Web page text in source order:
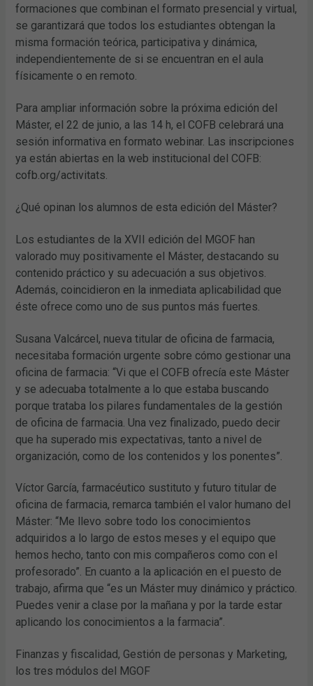
formaciones que combinan el formato presencial y virtual,
se garantizará que todos los estudiantes obtengan la
misma formación teórica, participativa y dinámica,
independientemente de si se encuentran en el aula
físicamente o en remoto.
Para ampliar información sobre la próxima edición del
Máster, el 22 de junio, a las 14 h, el COFB celebrará una
sesión informativa en formato webinar. Las inscripciones
ya están abiertas en la web institucional del COFB:
cofb.org/activitats.
¿Qué opinan los alumnos de esta edición del Máster?
Los estudiantes de la XVII edición del MGOF han
valorado muy positivamente el Máster, destacando su
contenido práctico y su adecuación a sus objetivos.
Además, coincidieron en la inmediata aplicabilidad que
éste ofrece como uno de sus puntos más fuertes.
Susana Valcárcel, nueva titular de oficina de farmacia,
necesitaba formación urgente sobre cómo gestionar una
oficina de farmacia: “Vi que el COFB ofrecía este Máster
y se adecuaba totalmente a lo que estaba buscando
porque trataba los pilares fundamentales de la gestión
de oficina de farmacia. Una vez finalizado, puedo decir
que ha superado mis expectativas, tanto a nivel de
organización, como de los contenidos y los ponentes”.
Víctor García, farmacéutico sustituto y futuro titular de
oficina de farmacia, remarca también el valor humano del
Máster: “Me llevo sobre todo los conocimientos
adquiridos a lo largo de estos meses y el equipo que
hemos hecho, tanto con mis compañeros como con el
profesorado”. En cuanto a la aplicación en el puesto de
trabajo, afirma que “es un Máster muy dinámico y práctico.
Puedes venir a clase por la mañana y por la tarde estar
aplicando los conocimientos a la farmacia”.
Finanzas y fiscalidad, Gestión de personas y Marketing,
los tres módulos del MGOF